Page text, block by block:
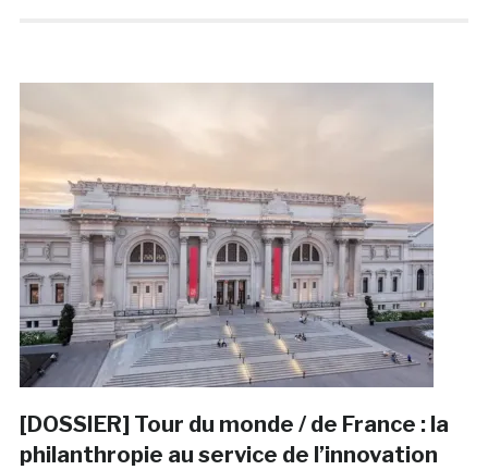
[DOSSIER] Tour du monde / de France : la
philanthropie au service de l’innovation